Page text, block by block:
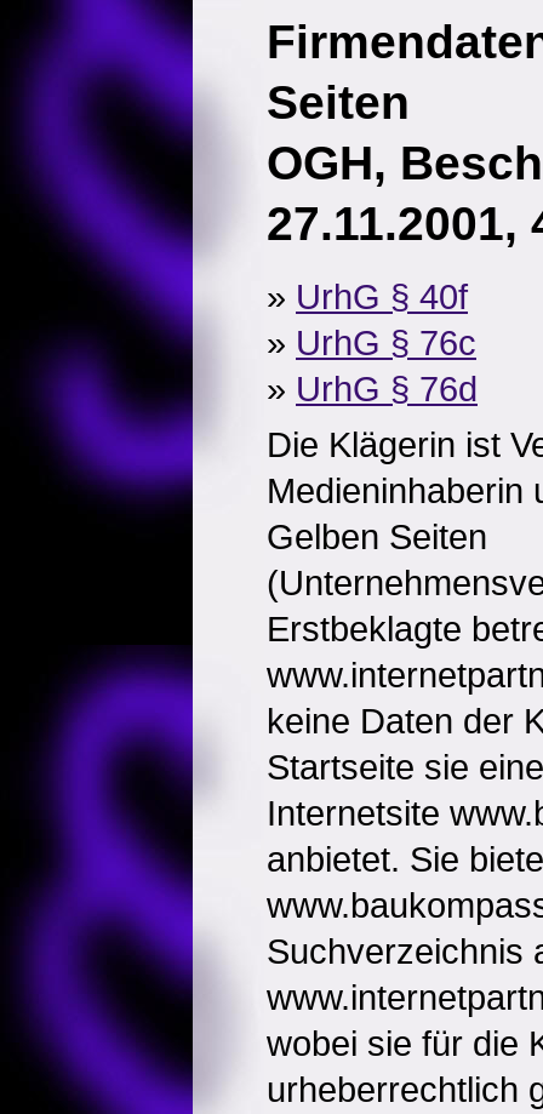
Seiten
OGH,
27.11.2001,
» UrhG § 40f
» UrhG § 76c
» UrhG § 76d
Die Klägerin ist
Medieninhaberin
Gelben Seiten
Erstbeklagte
keine Daten der
Startseite sie
Internetsite
anbietet. Sie
Suchverzeichnis
wobei sie für die
urheberrechtlich